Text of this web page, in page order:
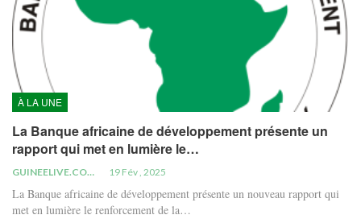
À LA UNE
La Banque africaine de développement présente un
rapport qui met en lumière le…
GUINEELIVE.COM 19 Fév , 2025
La Banque africaine de développement présente un nouveau rapport qui
met en lumière le renforcement de la…